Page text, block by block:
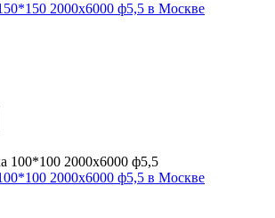
2000х6000 ф5,5 в Москве
2000х6000 ф5,5 в Москве